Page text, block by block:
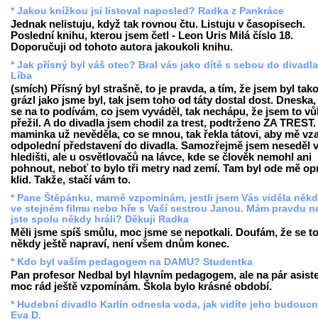
* Jakou knížkou jsi listoval naposled? Radka z Pankráce
Jednak nelistuju, když tak rovnou čtu. Listuju v časopisech.
Poslední knihu, kterou jsem četl - Leon Uris Milá číslo 18.
Doporučuji od tohoto autora jakoukoli knihu.
* Jak přísný byl váš otec? Bral vás jako dítě s sebou do
Líba
(smích) Přísný byl strašně, to je pravda, a tím, že jsem byl
grázl jako jsme byl, tak jsem toho od táty dostal dost.
se na to podívám, co jsem vyváděl, tak nechápu, že jsem to
přežil. A do divadla jsem chodil za trest, podtrženo ZA
maminka už nevěděla, co se mnou, tak řekla tátovi, aby mě
odpolední představení do divadla. Samozřejmě jsem neseděl v
hledišti, ale u osvětlovačů na lávce, kde se člověk nemohl ani
pohnout, neboť to bylo tři metry nad zemí. Tam byl ode mě
klid. Takže, stačí vám to.
* Pane Štěpánku, marně vzpomínám, jestli jsem Vás viděla
ve stejném filmu nebo hře s Vaší sestrou Janou. Mám pravdu
jste spolu někdy hráli? Děkuji Radka
Měli jsme spíš smůlu, moc jsme se nepotkali. Doufám, že se to
někdy ještě napraví, není všem dnům konec.
* Kdo byl vaším pedagogem na DAMU? Studentka
Pan profesor Nedbal byl hlavním pedagogem, ale na pár
moc rád ještě vzpomínám. Škola bylo krásné období.
* Hudební divadlo Karlín odnesla voda, jak vidíte jeho
Eva D.